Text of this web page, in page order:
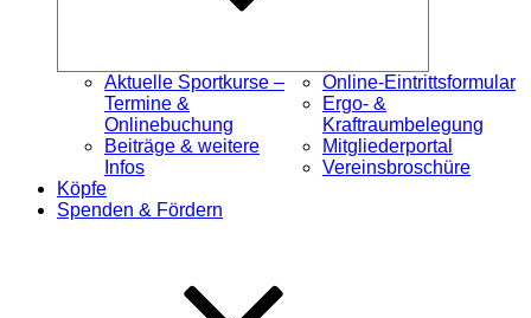
Aktuelle Sportkurse –
Termine &
Onlinebuchung
Beiträge & weitere
Infos
Online-Eintrittsformular
Ergo- &
Kraftraumbelegung
Mitgliederportal
Vereinsbroschüre
Köpfe
Spenden & Fördern